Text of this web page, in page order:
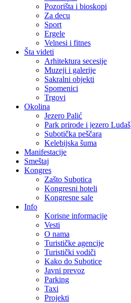
Pozorišta i bioskopi
Za decu
Sport
Ergele
Velnesi i fitnes
Šta videti
Arhitektura secesije
Muzeji i galerije
Sakralni objekti
Spomenici
Trgovi
Okolina
Jezero Palić
Park prirode i jezero Ludaš
Subotička peščara
Kelebijska šuma
Manifestacije
Smeštaj
Kongres
Zašto Subotica
Kongresni hoteli
Kongresne sale
Info
Korisne informacije
Vesti
O nama
Turističke agencije
Turistički vodiči
Kako do Subotice
Javni prevoz
Parking
Taxi
Projekti